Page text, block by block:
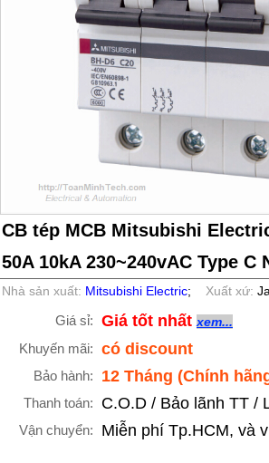
CB tép MCB Mitsubishi
50A 10kA 230~240vAC Type C
Nhà sản xuất: Mitsubishi Electric; Xuất xứ:
Giá sỉ: Giá tốt nhất xem...
Khuyến mãi: có discount
Bảo hành: 12 Tháng (Chính
Thanh toán: C.O.D / Bảo lãnh TT /
Vận chuyển: Miễn phí Tp.HCM, và